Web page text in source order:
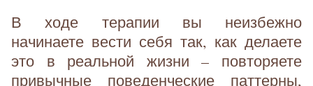
В ходе терапии вы неизбежно
начинаете вести себя так, как делаете
это в реальной жизни – повторяете
привычные поведенческие паттерны,